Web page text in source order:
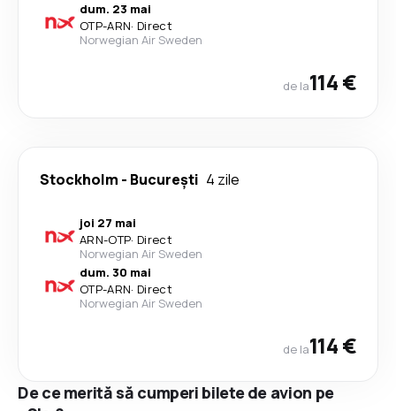
dum. 23 mai
OTP-ARN· Direct
Norwegian Air Sweden
de la114 €
Stockholm - București 4 zile
joi 27 mai
ARN-OTP· Direct
Norwegian Air Sweden
dum. 30 mai
OTP-ARN· Direct
Norwegian Air Sweden
de la114 €
De ce merită să cumperi bilete de avion pe